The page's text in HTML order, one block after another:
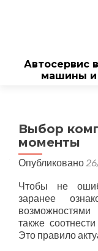
Автосервис
машины и
Выбор
моменты
Опубликовано
Чтобы не
заранее
также
Это правило